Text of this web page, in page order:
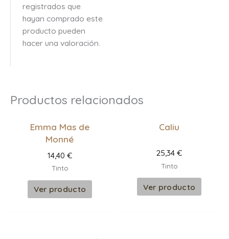
registrados que
hayan comprado este
producto pueden
hacer una valoración.
Productos relacionados
Emma Mas de
Monné
14,40 €
Tinto
Ver producto
Caliu
25,34 €
Tinto
Ver producto